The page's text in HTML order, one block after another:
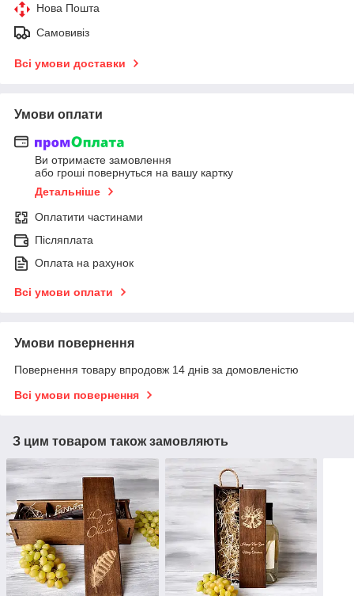
Нова Пошта
Самовивіз
Всі умови доставки
Умови оплати
Ви отримаєте замовлення
або гроші повернуться на вашу картку
Детальніше
Оплатити частинами
Післяплата
Оплата на рахунок
Всі умови оплати
Умови повернення
Повернення товару впродовж 14 днів за домовленістю
Всі умови повернення
З цим товаром також замовляють